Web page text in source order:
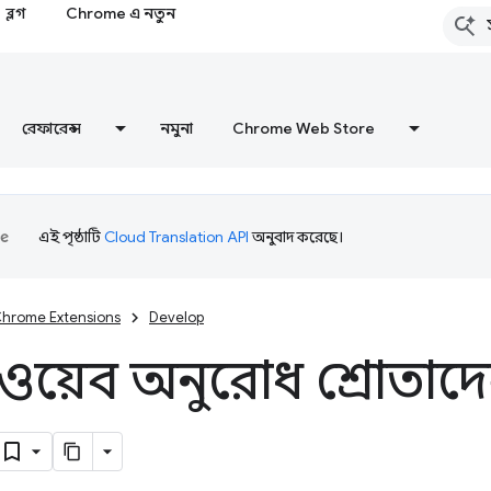
ব্লগ Chrome এ নতুন
রেফারেন্স নমুনা Chrome Web Store
এই পৃষ্ঠাটিCloud Translation APIঅনুবাদ করেছে।
Extensions Develop
অনুরোধ শ্রোতাদের